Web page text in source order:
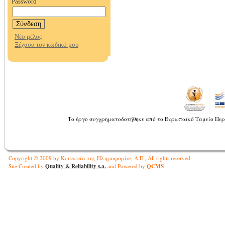
Το έργο συγχρηματοδοτήθηκε από το Ευρωπαϊκό Ταμείο
Copyright © 2009 by Κοινωνία της Πληροφορίας Α.Ε., All rights reserved.
Site Created by Quality & Reliability s.a. and Powered by QCMS